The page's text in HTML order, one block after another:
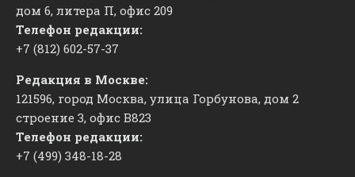
дом 6, литера П, офис 209
Телефон редакции:
+7 (812) 602-57-37
Редакция в Москве:
121596, город Москва, улица Горбунова, дом 2
строение 3, офис ​В823
Телефон редакции:
+7 (499) 348-18-28